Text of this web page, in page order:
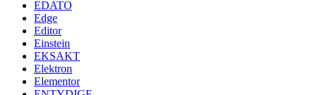
EDATO
Edge
Editor
Einstein
EKSAKT
Elektron
Elementor